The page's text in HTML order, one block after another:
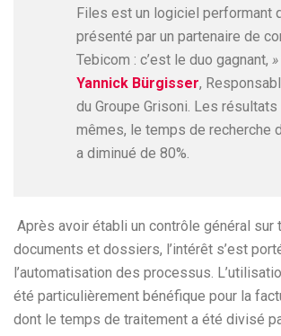
Files est un logiciel performant
présenté par un partenaire de
Tebicom : c’est le duo gagnant, »
Yannick Bürgisser,
du Groupe Grisoni. Les résultats
mêmes, le temps de recherche
a diminué de 80%.
Après avoir établi un contrôle général sur
documents et dossiers, l’intérêt s’est
l’automatisation des processus.
été particulièrement bénéfique pour la
dont le temps de traitement a été divisé